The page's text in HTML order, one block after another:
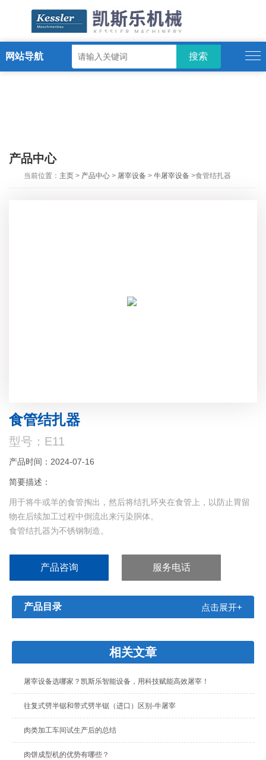
ENGLISH
网站导航
产品中心
当前位置： 主页 > 产品中心 > 屠宰设备 >牛屠宰设备 >食管结扎器
食管结扎器
型号：E11
产品时间：2024-07-16
简要描述：
用于将牛或羊的食管掏出，然后将结扎环夹在食管上，以防止胃留
物在后续加工过程中倒流出来污染胴体。
食管结扎器为不锈钢制造。
产品咨询 服务电话
产品目录 点击展开+
相关文章
屠宰设备选哪家？凯斯乐智能设备，用科技赋能高效屠宰！​
往复式劈半锯和带式劈半锯（进口）区别-牛屠宰
肉类加工车间试生产后的总结
肉饼成型机的优势有哪些？